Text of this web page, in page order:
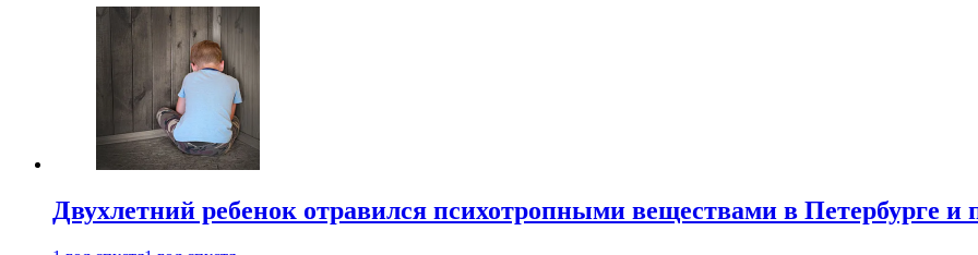
Двухлетний ребенок отравился психотропными веществами в Петербурге